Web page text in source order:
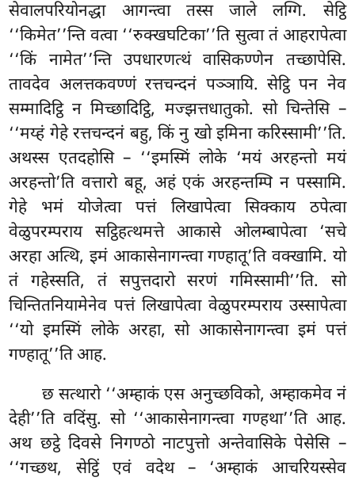
सेवालपरियोनद्धा आगन्त्वा तस्स जाले लग्गि. सेट्ठि
‘‘किमेत’’न्ति वत्वा ‘‘रुक्खघटिका’’ति सुत्वा तं आहरापेत्वा
‘‘किं नामेत’’न्ति उपधारणत्थं वासिकण्णेन तच्छापेसि.
तावदेव अलत्तकवण्णं रत्तचन्दनं पञ्ञायि. सेट्ठि पन नेव
सम्मादिट्ठि न मिच्छादिट्ठि, मज्झत्तधातुको. सो चिन्तेसि –
‘‘मय्हं गेहे रत्तचन्दनं बहु, किं नु खो इमिना करिस्सामी’’ति.
अथस्स एतदहोसि – ‘‘इमस्मिं लोके ‘मयं अरहन्तो मयं
अरहन्तो’ति वत्तारो बहू, अहं एकं अरहन्तम्पि न पस्सामि.
गेहे भमं योजेत्वा पत्तं लिखापेत्वा सिक्काय ठपेत्वा
वेळुपरम्पराय सट्ठिहत्थमत्ते आकासे ओलम्बापेत्वा ‘सचे
अरहा अत्थि, इमं आकासेनागन्त्वा गण्हातू’ति वक्खामि. यो
तं गहेस्सति, तं सपुत्तदारो सरणं गमिस्सामी’’ति. सो
चिन्तितनियामेनेव पत्तं लिखापेत्वा वेळुपरम्पराय उस्सापेत्वा
‘‘यो इमस्मिं लोके अरहा, सो आकासेनागन्त्वा इमं पत्तं
गण्हातू’’ति आह.
छसत्थारो ‘‘अम्हाकं एस अनुच्छविको, अम्हाकमेव नं
देही’’ति वदिंसु. सो ‘‘आकासेनागन्त्वा गण्हथा’’ति आह.
अथ छट्ठे दिवसे निगण्ठो नाटपुत्तो अन्तेवासिके पेसेसि –
‘‘गच्छथ, सेट्ठिं एवं वदेथ – ‘अम्हाकं आचरियस्सेव